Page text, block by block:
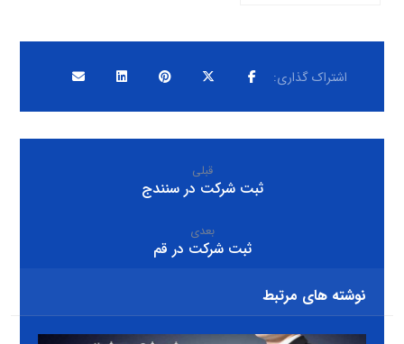
قبلی
ثبت شرکت در سنندج
بعدی
ثبت شرکت در قم
نوشته های مرتبط